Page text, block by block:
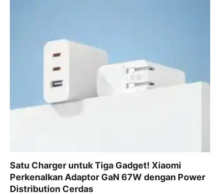
Satu Charger untuk Tiga Gadget! Xiaomi
Perkenalkan Adaptor GaN 67W dengan Power
Distribution Cerdas